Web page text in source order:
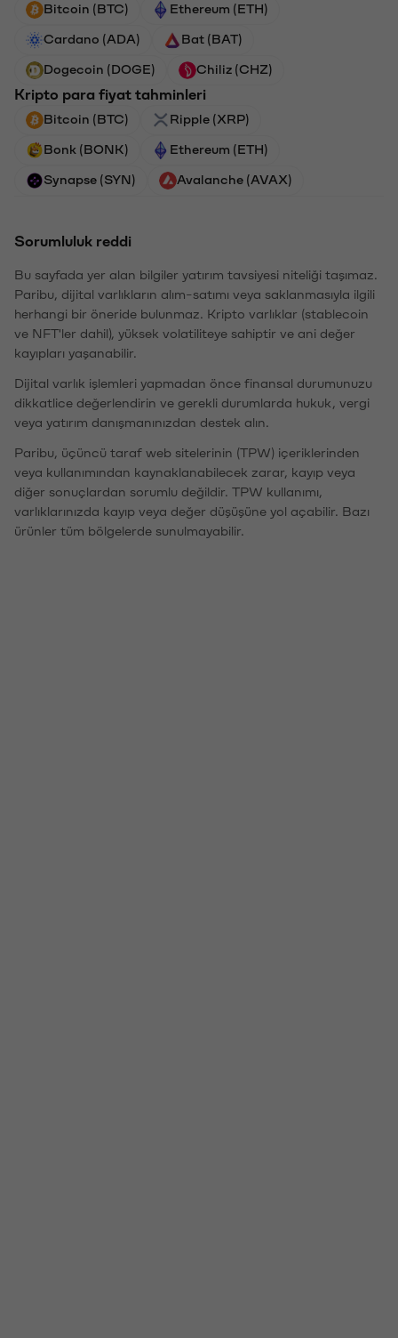
Bitcoin (BTC) Ethereum (ETH)
Cardano (ADA) Bat (BAT)
Dogecoin (DOGE) Chiliz (CHZ)
Kripto para fiyat tahminleri
Bitcoin (BTC) Ripple (XRP)
Bonk (BONK) Ethereum (ETH)
Synapse (SYN) Avalanche (AVAX)
Sorumluluk reddi
Bu sayfada yer alan bilgiler yatırım tavsiyesi niteliği taşımaz.
Paribu, dijital varlıkların alım-satımı veya saklanmasıyla ilgili
herhangi bir öneride bulunmaz. Kripto varlıklar (stablecoin
ve NFT'ler dahil), yüksek volatiliteye sahiptir ve ani değer
kayıpları yaşanabilir.
Dijital varlık işlemleri yapmadan önce finansal durumunuzu
dikkatlice değerlendirin ve gerekli durumlarda hukuk, vergi
veya yatırım danışmanınızdan destek alın.
Paribu, üçüncü taraf web sitelerinin (TPW) içeriklerinden
veya kullanımından kaynaklanabilecek zarar, kayıp veya
diğer sonuçlardan sorumlu değildir. TPW kullanımı,
varlıklarınızda kayıp veya değer düşüşüne yol açabilir. Bazı
ürünler tüm bölgelerde sunulmayabilir.